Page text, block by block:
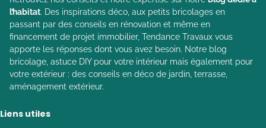
l’habitat. Des inspirations déco, aux petits bricolages en
passant par des conseils en rénovation et même en
financement de projet immobilier, Tendance Travaux vous
apporte les réponses dont vous avez besoin. Notre blog
bricolage, astuce DIY pour votre intérieur mais également pour
votre extérieur : des conseils en déco de jardin, terrasse,
aménagement extérieur.
Liens utiles